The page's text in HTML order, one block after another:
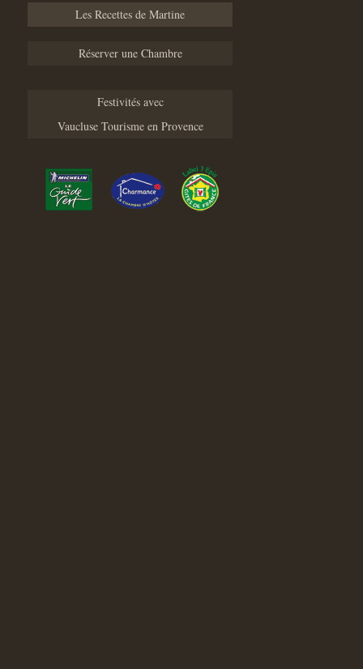
Les Recettes de Martine
Réserver une Chambre
Festivités avec
Vaucluse Tourisme en Provence